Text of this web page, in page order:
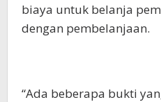
biaya untuk belanja
dengan pembelanjaan.
“Ada beberapa bukti